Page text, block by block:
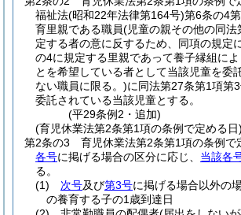
福祉法(昭和22年法律第164号)第6条の4
育里親である職員(児童の親その他の同法
定する者の意に反するため、同項の規定
の4に規定する里親であって養子縁組に
とを希望している者として当該児童を委
ない職員に限る。)に同法第27条第1項第
委託されている当該児童とする。
(平29条例2・追加)
(育児休業法第2条第1項の条例で定める日)
第2条の3
育児休業法第2条第1項の条例で
各号に掲げる場合の区分に応じ、 当該各
る。
(1)
次号及び第3号に掲げる場合以外の
の養育する子の1歳到達日